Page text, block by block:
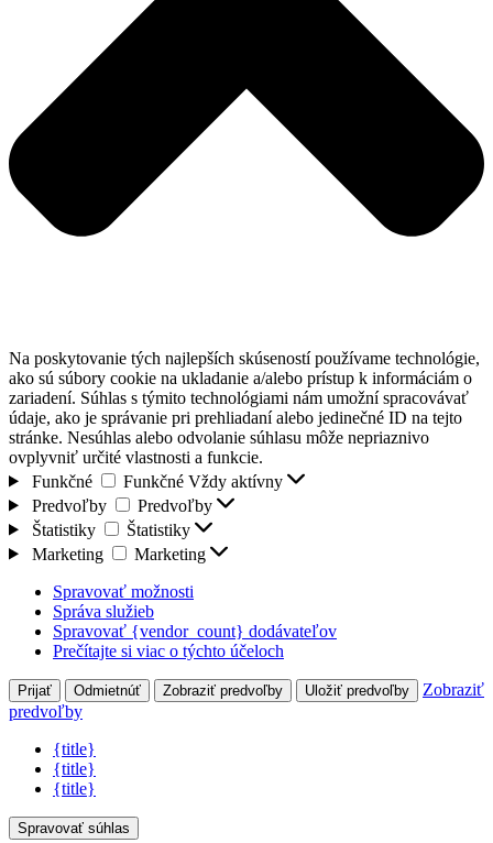
Na poskytovanie tých najlepších skúseností používame technológie,
ako sú súbory cookie na ukladanie a/alebo prístup k informáciám o
zariadení. Súhlas s týmito technológiami nám umožní spracovávať
údaje, ako je správanie pri prehliadaní alebo jedinečné ID na tejto
stránke. Nesúhlas alebo odvolanie súhlasu môže nepriaznivo
ovplyvniť určité vlastnosti a funkcie.
Funkčné
Funkčné Vždy aktívny
Predvoľby
Predvoľby
Štatistiky
Štatistiky
Marketing
Marketing
Spravovať možnosti
Správa služieb
Spravovať {vendor_count} dodávateľov
Prečítajte si viac o týchto účeloch
Prijať Odmietnúť Zobraziť predvoľby Uložiť predvoľby
Zobraziť
predvoľby
{title}
{title}
{title}
Spravovať súhlas